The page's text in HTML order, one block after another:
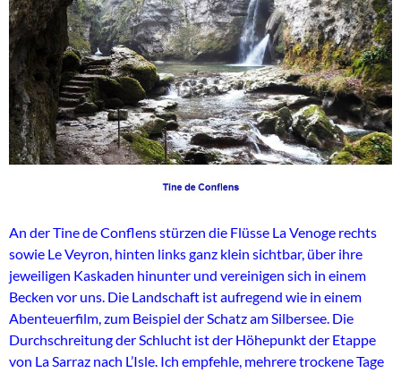
An der Tine de Conflens stürzen die Flüsse La Venoge rechts
sowie Le Veyron, hinten links ganz klein sichtbar, über ihre
jeweiligen Kaskaden hinunter und vereinigen sich in einem
Becken vor uns. Die Landschaft ist aufregend wie in einem
Abenteuerfilm, zum Beispiel der Schatz am Silbersee. Die
Durchschreitung der Schlucht ist der Höhepunkt der Etappe
von La Sarraz nach L’Isle. Ich empfehle, mehrere trockene Tage